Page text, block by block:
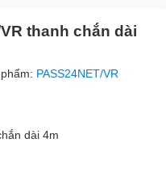
thanh chắn dài
PASS24NET/VR
dài 4m